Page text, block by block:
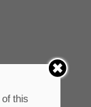
this